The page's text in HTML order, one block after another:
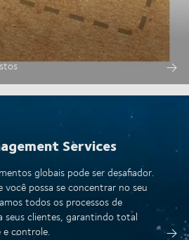
Services
globais pode ser desafiador.
você possa se concentrar no seu
todos os processos de
clientes, garantindo total
e controle.